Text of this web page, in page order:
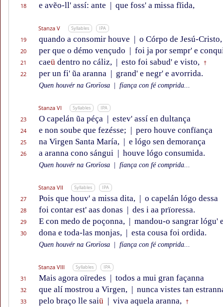
18 e avẽo-ll' assí: ante | que foss' a missa fĩida,
Stanza V Syllables IPA
19 quando a consomir houve | o Córpo de Jesú-Cristo,
20 per que o démo vençudo | foi ja por sempr' e
21 caeü dentro no cáliz, | esto foi sabud' e visto, †
22 per un fi' ũa aranna | grand' e negr' e avorrida.
Quen houvér na Grorïosa fïança con fé comprida...
Stanza VI Syllables IPA
23 O capelán ũa péça | estev' assí en dultança
24 e non soube que fezésse; | pero houve confïança
25 na Virgen Santa María, | e lógo sen demorança
26 a aranna cono sángui | houve lógo consumida.
Quen houvér na Grorïosa fïança con fé comprida...
Stanza VII Syllables IPA
27 Pois que houv' a missa dita, | o capelán lógo dessa
28 foi contar est' aas donas | des i aa prïoressa.
29 E con medo de poçonna, | mandou-o sangrar lógu'
30 dona e toda-las monjas, | esta cousa foi ordida.
Quen houvér na Grorïosa fïança con fé comprida...
Stanza VIII Syllables IPA
31 Mais agora oïredes | todos a mui gran façanna
32 que alí mostrou a Virgen, | nunca vistes tan
33 pelo braço lle saiü | viva aquela aranna, †